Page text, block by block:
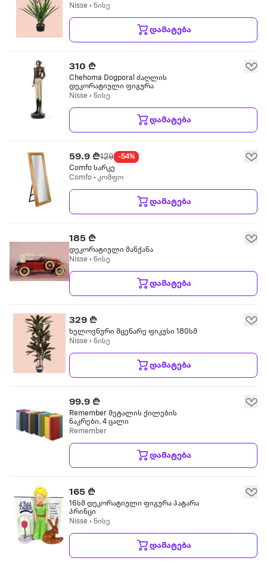
Nisse • ნისე
დამატება
310 ₾
Chehoma Dogporal ძაღლის
დეკორატიული ფიგურა
Nisse • ნისე
დამატება
59.9 ₾129 -54%
Comfo სარკე
Comfo • კომფო
დამატება
185 ₾
დეკორატიული მანქანა
Nisse • ნისე
დამატება
329 ₾
ხელოვნური მცენარე ფიკუსი 180სმ
Nisse • ნისე
დამატება
99.9 ₾
Remember მეტალის ქილების
ნაკრები, 4 ცალი
Remember
დამატება
165 ₾
16სმ დეკორატიული ფიგურა პატარა
პრინცი
Nisse • ნისე
დამატება